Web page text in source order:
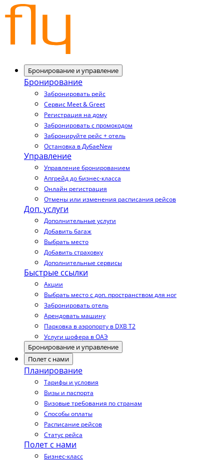
Бронирование и управление
Бронирование
Забронировать рейс
Сервис Meet & Greet
Регистрация на дому
Забронировать с промокодом
Забронируйте рейс + отель
Остановка в ДубаеNew
Управление
Управление бронированием
Апгрейд до бизнес-класса
Онлайн регистрация
Отмены или изменения расписания рейсов
Доп. услуги
Дополнительные услуги
Добавить багаж
Выбрать место
Добавить страховку
Дополнительные сервисы
Быстрые ссылки
Акции
Выбрать место с доп. пространством для ног
Забронировать отель
Арендовать машину
Парковка в аэропорту в DXB T2
Услуги шофера в ОАЭ
Бронирование и управление
Полет с нами
Планирование
Тарифы и условия
Визы и паспорта
Визовые требования по странам
Способы оплаты
Расписание рейсов
Статус рейса
Полет с нами
Бизнес-класс